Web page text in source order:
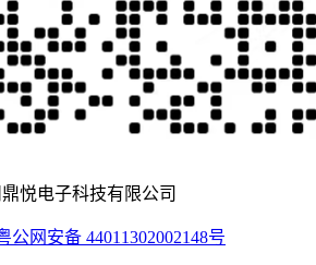
悦电子科技有限公司
公网安备 44011302002148号